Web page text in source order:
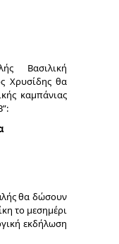
Βασιλική
Χρυσίδης θα
καμπάνιας
θα δώσουν
το μεσημέρι
εκδήλωση